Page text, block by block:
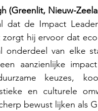
(Greenlit, Nieuw-
dat de Impact
zorgt hij ervoor dat
onderdeel van elke
aanzienlijke
keuzes,
en culturele
bewust lijken als